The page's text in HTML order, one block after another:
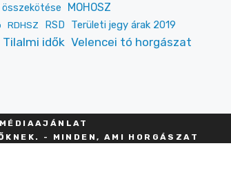
MOHOSZ
RDHSZ RSD Területi jegy árak 2019
Tilalmi idők Velencei tó horgászat
MÉDIAAJÁNLAT
- MINDEN, AMI HORGÁSZAT